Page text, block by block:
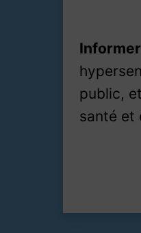
Informer
public,
santé et